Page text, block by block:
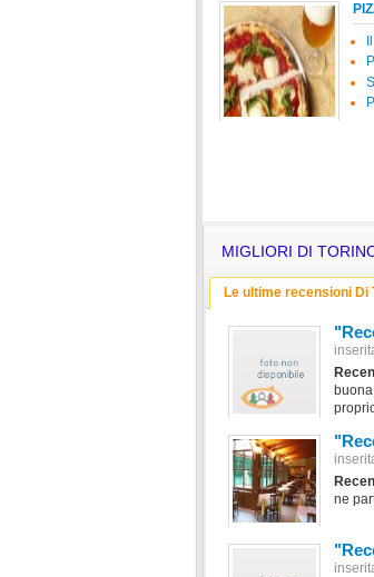
MIGLIORI DI
Le ultime recensioni Di
ne